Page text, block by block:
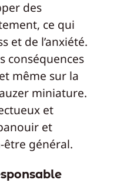
des
ce qui
et de l’anxiété.
conséquences
même sur la
miniature.
et
et
général.